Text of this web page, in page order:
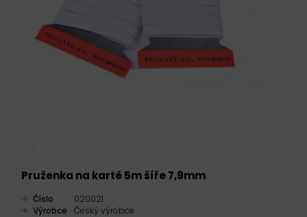
Pruženka na kartě 5m šíře 7,9mm
Číslo
020021
Výrobce
Český výrobce